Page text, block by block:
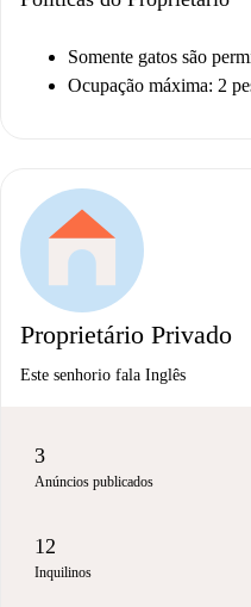
Somente gatos são
Ocupação máxima: 2
Proprietário Privado
Este senhorio fala Inglês
3
Anúncios publicados
12
Inquilinos